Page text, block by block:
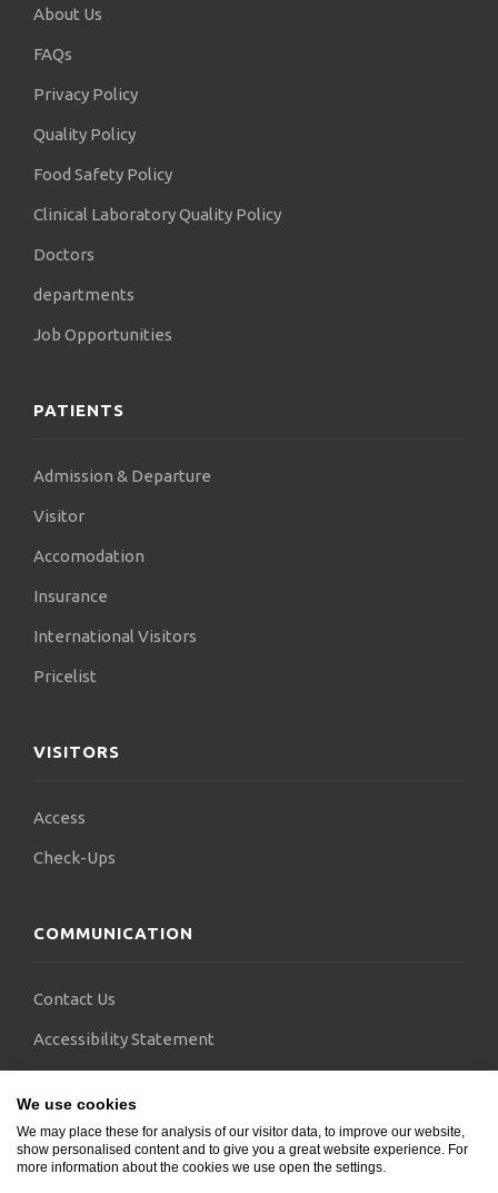
About Us
FAQs
Privacy Policy
Quality Policy
Food Safety Policy
Clinical Laboratory Quality Policy
Doctors
departments
Job Opportunities
PATIENTS
Admission & Departure
Visitor
Accomodation
Insurance
International Visitors
Pricelist
VISITORS
Access
Check-Ups
COMMUNICATION
Contact Us
Accessibility Statement
We use cookies
We may place these for analysis of our visitor data, to improve our website,
show personalised content and to give you a great website experience. For
more information about the cookies we use open the settings.